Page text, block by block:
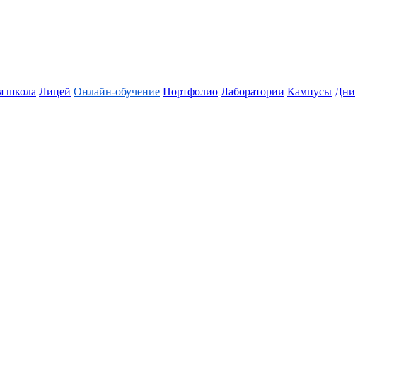
школа Лицей Онлайн-обучение Портфолио Лаборатории Кампусы Дни